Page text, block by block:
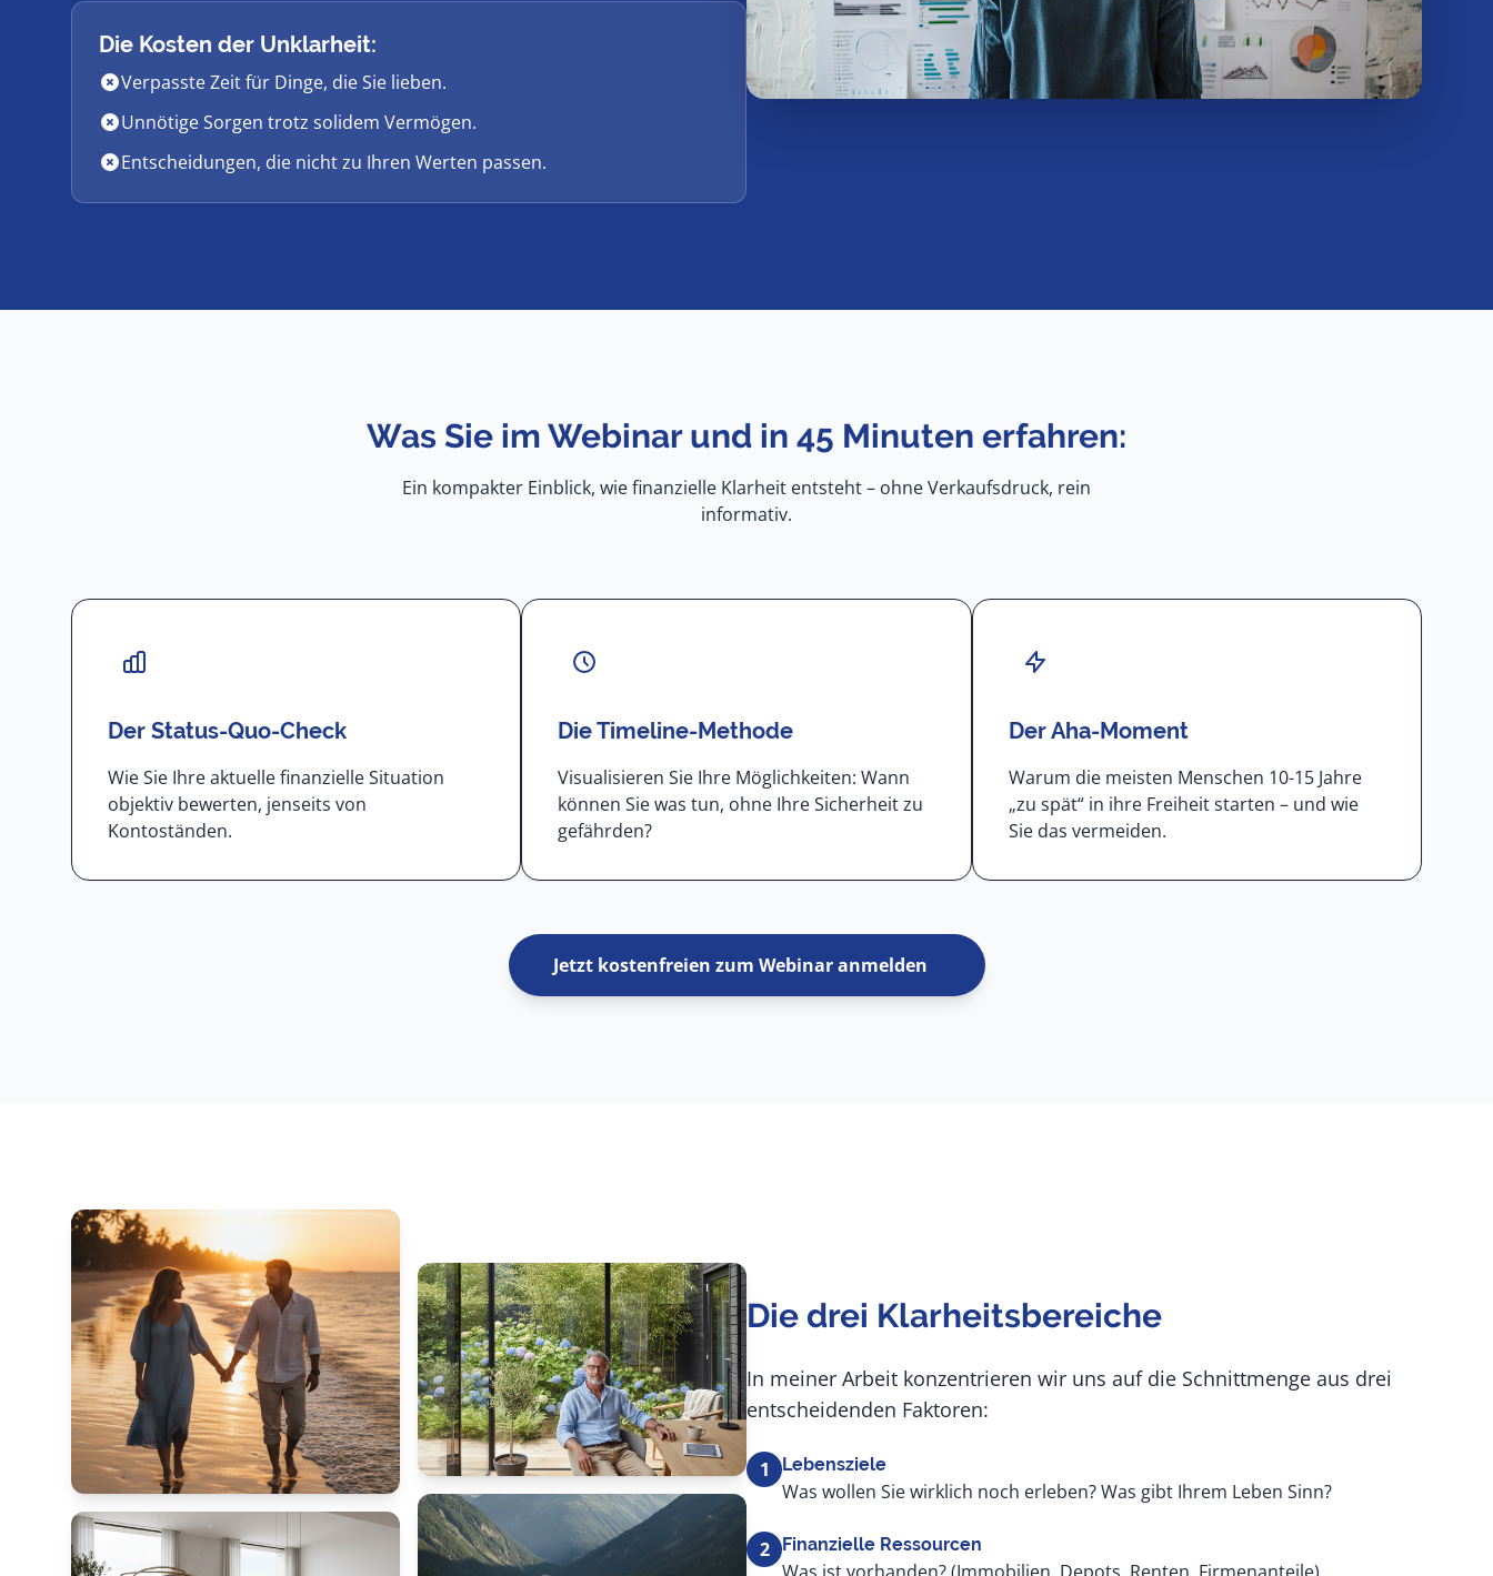
Die Kosten der Unklarheit:
Verpasste Zeit für Dinge, die Sie lieben.
Unnötige Sorgen trotz solidem Vermögen.
Entscheidungen, die nicht zu Ihren Werten passen.
Was Sie im Webinar und in 45 Minuten erfahren:
Ein kompakter Einblick, wie finanzielle Klarheit entsteht – ohne Verkaufsdruck, rein
informativ.
Der Status-Quo-Check
Wie Sie Ihre aktuelle finanzielle Situation
objektiv bewerten, jenseits von
Kontoständen.
Die Timeline-Methode
Visualisieren Sie Ihre Möglichkeiten: Wann
können Sie was tun, ohne Ihre Sicherheit zu
gefährden?
Der Aha-Moment
Warum die meisten Menschen 10-15 Jahre
„zu spät“ in ihre Freiheit starten – und wie
Sie das vermeiden.
Jetzt kostenfreien zum Webinar anmelden
Die drei Klarheitsbereiche
In meiner Arbeit konzentrieren wir uns auf die Schnittmenge aus drei
entscheidenden Faktoren:
1 Lebensziele
Was wollen Sie wirklich noch erleben? Was gibt Ihrem Leben Sinn?
2 Finanzielle Ressourcen